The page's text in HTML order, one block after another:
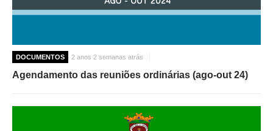
DOCUMENTOS 2 anos 2 semanas atrás
Agendamento das reuniões ordinárias (ago-out 24)